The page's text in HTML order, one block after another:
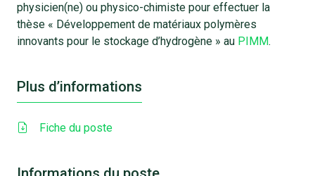
physicien(ne) ou physico-chimiste pour effectuer la
thèse « Développement de matériaux polymères
innovants pour le stockage d’hydrogène » au PIMM.
Plus d’informations
Fiche du poste